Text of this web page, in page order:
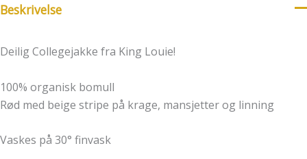
Beskrivelse
Deilig Collegejakke fra King Louie!
100% organisk bomull
Rød med beige stripe på krage, mansjetter og linning
Vaskes på 30° finvask